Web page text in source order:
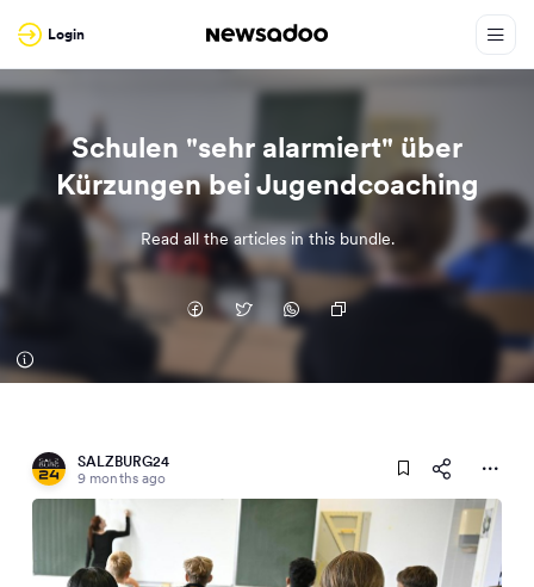
Login
Schulen "sehr alarmiert" über
Kürzungen bei Jugendcoaching
Read all the articles in this bundle.
SALZBURG24
9 months ago